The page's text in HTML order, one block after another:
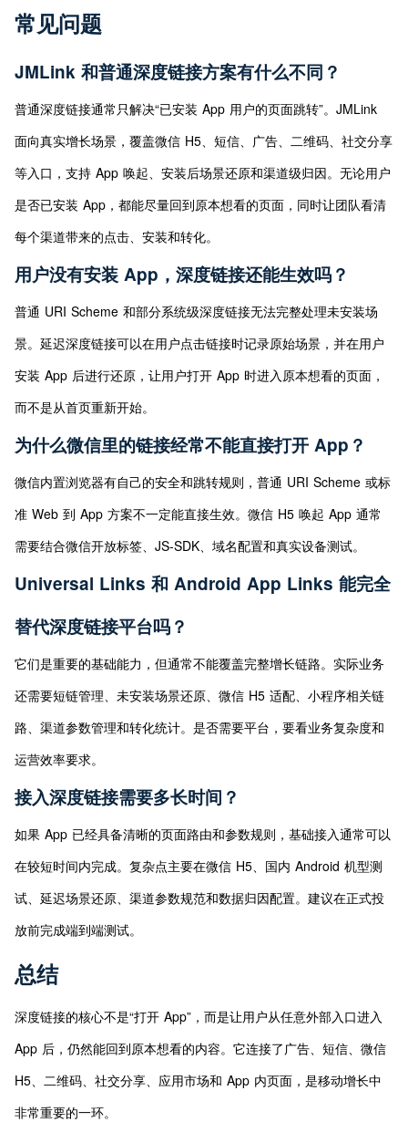
常见问题
JMLink 和普通深度链接方案有什么不同？
普通深度链接通常只解决“已安装 App 用户的页面跳转”。JMLink
面向真实增长场景，覆盖微信 H5、短信、广告、二维码、社交分享
等入口，支持 App 唤起、安装后场景还原和渠道级归因。无论用户
是否已安装 App，都能尽量回到原本想看的页面，同时让团队看清
每个渠道带来的点击、安装和转化。
用户没有安装 App，深度链接还能生效吗？
普通 URI Scheme 和部分系统级深度链接无法完整处理未安装场
景。延迟深度链接可以在用户点击链接时记录原始场景，并在用户
安装 App 后进行还原，让用户打开 App 时进入原本想看的页面，
而不是从首页重新开始。
为什么微信里的链接经常不能直接打开 App？
微信内置浏览器有自己的安全和跳转规则，普通 URI Scheme 或标
准 Web 到 App 方案不一定能直接生效。微信 H5 唤起 App 通常
需要结合微信开放标签、JS-SDK、域名配置和真实设备测试。
Universal Links 和 Android App Links 能完全
替代深度链接平台吗？
它们是重要的基础能力，但通常不能覆盖完整增长链路。实际业务
还需要短链管理、未安装场景还原、微信 H5 适配、小程序相关链
路、渠道参数管理和转化统计。是否需要平台，要看业务复杂度和
运营效率要求。
接入深度链接需要多长时间？
如果 App 已经具备清晰的页面路由和参数规则，基础接入通常可以
在较短时间内完成。复杂点主要在微信 H5、国内 Android 机型测
试、延迟场景还原、渠道参数规范和数据归因配置。建议在正式投
放前完成端到端测试。
总结
深度链接的核心不是“打开 App”，而是让用户从任意外部入口进入
App 后，仍然能回到原本想看的内容。它连接了广告、短信、微信
H5、二维码、社交分享、应用市场和 App 内页面，是移动增长中
非常重要的一环。